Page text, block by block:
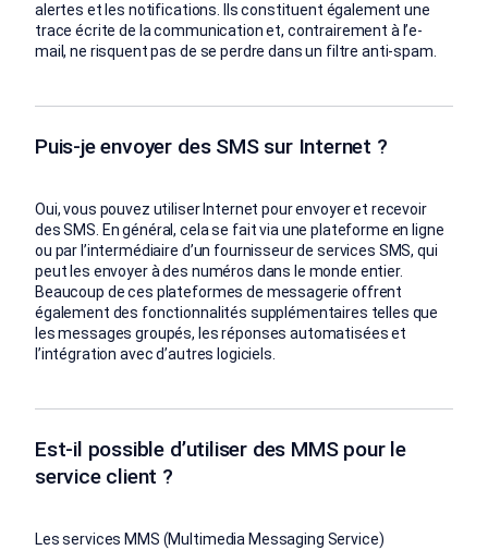
alertes et les notifications. Ils constituent également une
trace écrite de la communication et, contrairement à l’e-
mail, ne risquent pas de se perdre dans un filtre anti-spam.
Puis-je envoyer des SMS sur Internet ?
Oui, vous pouvez utiliser Internet pour envoyer et recevoir
des SMS. En général, cela se fait via une plateforme en ligne
ou par l’intermédiaire d’un fournisseur de services SMS, qui
peut les envoyer à des numéros dans le monde entier.
Beaucoup de ces plateformes de messagerie offrent
également des fonctionnalités supplémentaires telles que
les messages groupés, les réponses automatisées et
l’intégration avec d’autres logiciels.
Est-il possible d’utiliser des MMS pour le
service client ?
Les services MMS (Multimedia Messaging Service)